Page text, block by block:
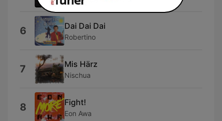
6 Dai Dai Dai
Robertino
7 Mis Härz
Nischua
8 Fight!
Eon Awa